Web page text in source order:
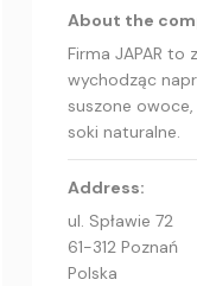
About the
Firma JAPAR
wychodząc
suszone
soki naturalne.
Address:
ul. Spławie 72
61-312 Poznań
Polska